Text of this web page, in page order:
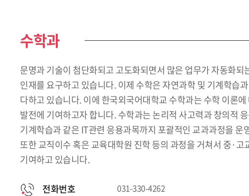
수학과
문명과 기술이 첨단화되고 고도화되면서 많은 업무가 자동화
인재를 요구하고 있습니다. 이제 수학은 자연과학 및 기계학습
다하고 있습니다. 이에 한국외국어대학교 수학과는 수학 이론
발전에 기여하고자 합니다. 수학과는 논리적 사고력과 창의적
기계학습과 같은 IT관련 응용과목까지 포괄적인 교과과정을
또한 교직이수 혹은 교육대학원 진학 등의 과정을 거쳐서 중·
기여하고 있습니다.
전화번호 031-330-4262